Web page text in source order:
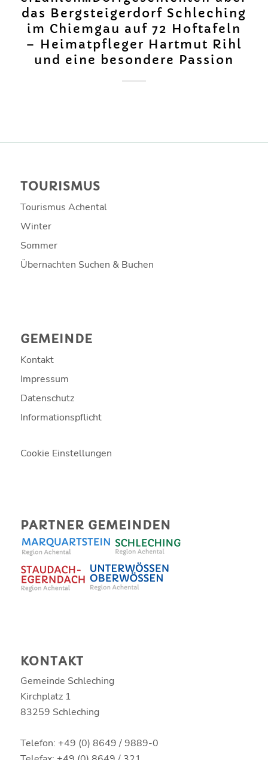
das Bergsteigerdorf Schleching
im Chiemgau auf 72 Hoftafeln
– Heimatpfleger Hartmut Rihl
und eine besondere Passion
TOURISMUS
Tourismus Achental
Winter
Sommer
Übernachten Suchen & Buchen
GEMEINDE
Kontakt
Impressum
Datenschutz
Informationspflicht
Cookie Einstellungen
PARTNER GEMEINDEN
KONTAKT
Gemeinde Schleching
Kirchplatz 1
83259 Schleching
Telefon: +49 (0) 8649 / 9889-0